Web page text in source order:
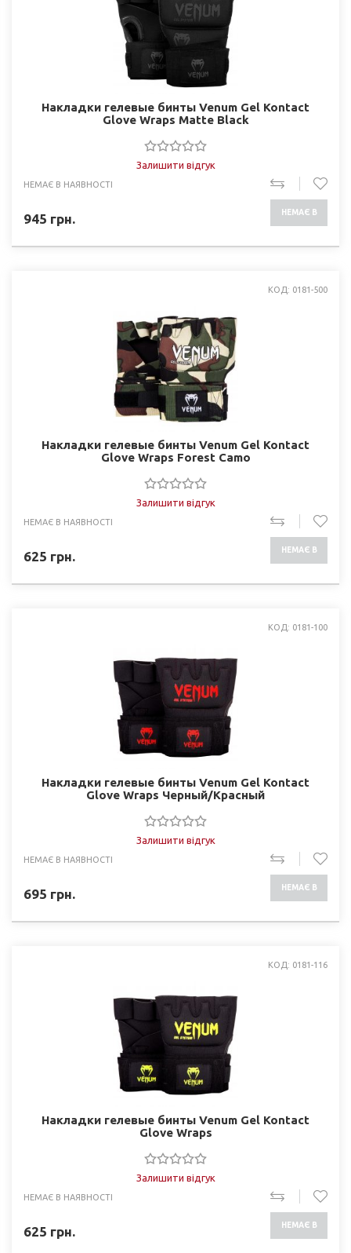
Накладки гелевые бинты Venum Gel Kontact
Glove Wraps Matte Black
Залишити відгук
НЕМАЄ В НАЯВНОСТІ
945 грн. НЕМАЄ В
КОД: 0181-500
Накладки гелевые бинты Venum Gel Kontact
Glove Wraps Forest Camo
Залишити відгук
НЕМАЄ В НАЯВНОСТІ
625 грн. НЕМАЄ В
КОД: 0181-100
Накладки гелевые бинты Venum Gel Kontact
Glove Wraps Черный/Красный
Залишити відгук
НЕМАЄ В НАЯВНОСТІ
695 грн. НЕМАЄ В
КОД: 0181-116
Накладки гелевые бинты Venum Gel Kontact
Glove Wraps
Залишити відгук
НЕМАЄ В НАЯВНОСТІ
625 грн. НЕМАЄ В